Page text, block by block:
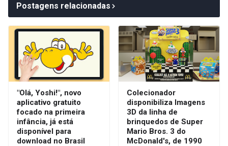
Postagens relacionadas
"Olá, Yoshi!", novo
aplicativo gratuito
focado na primeira
infância, já está
disponível para
download no Brasil
Colecionador
disponibiliza Imagens
3D da linha de
brinquedos de Super
Mario Bros. 3 do
McDonald's, de 1990